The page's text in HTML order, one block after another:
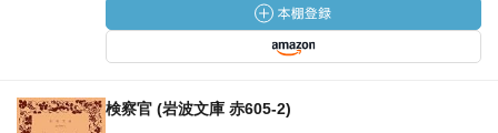
検察官 (岩波文庫 赤605-2)